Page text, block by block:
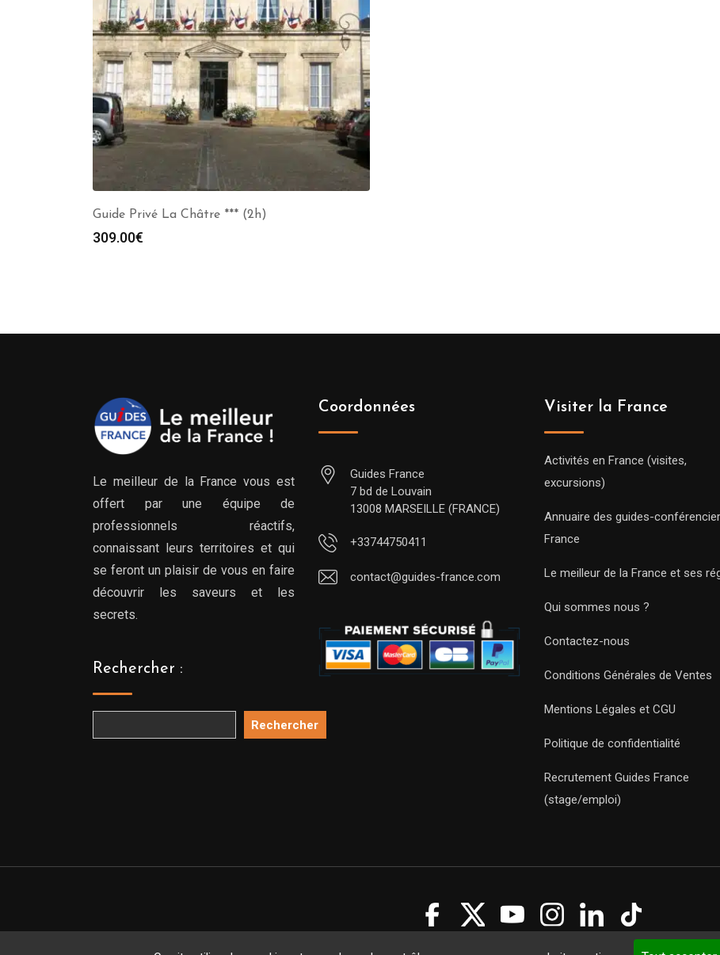
Guide Privé La Châtre *** (2h)
309.00€
Le meilleur de la France vous est
offert par une équipe de
professionnels réactifs,
connaissant leurs territoires et qui
se feront un plaisir de vous en faire
découvrir les saveurs et les
secrets.
Rechercher :
Rechercher
Coordonnées
Guides France
7 bd de Louvain
13008 MARSEILLE (FRANCE)
+33744750411
contact@guides-france.com
Visiter la France
Activités en France (visites,
excursions)
Annuaire des guides-
France
Le meilleur de la France et ses
Qui sommes nous ?
Contactez-nous
Conditions Générales de Ventes
Mentions Légales et CGU
Politique de confidentialité
Recrutement Guides France
(stage/emploi)